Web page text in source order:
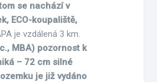
se nachází v
ECO-koupaliště,
je vzdálená 3 km.
MBA) pozornost k
– 72 cm silné
je již vydáno